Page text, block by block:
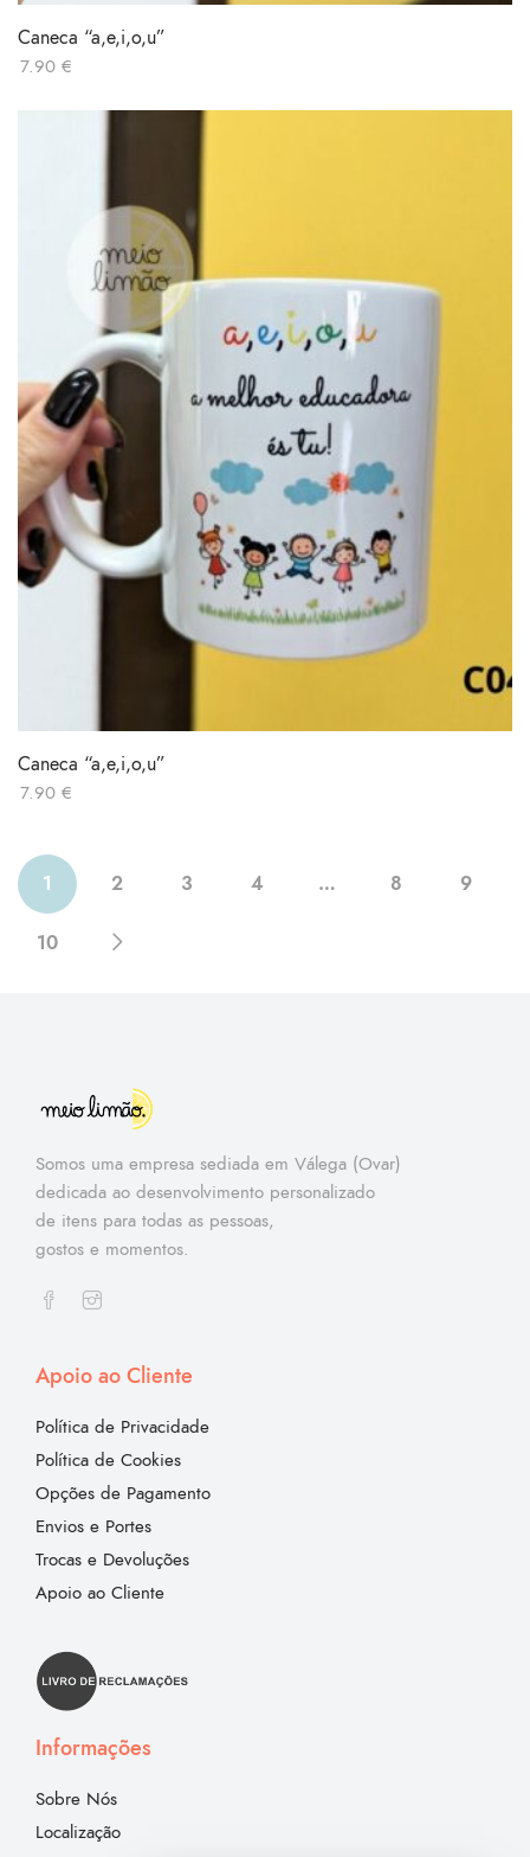
Caneca “a,e,i,o,u”
7.90 €
Caneca “a,e,i,o,u”
7.90 €
1 2 3 4 … 8 9
10
Somos uma empresa sediada em Válega (Ovar)
dedicada ao desenvolvimento personalizado
de itens para todas as pessoas,
gostos e momentos.
Apoio ao Cliente
Política de Privacidade
Política de Cookies
Opções de Pagamento
Envios e Portes
Trocas e Devoluções
Apoio ao Cliente
Informações
Sobre Nós
Localização